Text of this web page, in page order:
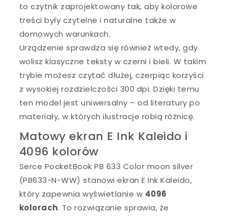
to czytnik zaprojektowany tak, aby kolorowe
treści były czytelne i naturalne także w
domowych warunkach.
Urządzenie sprawdza się również wtedy, gdy
wolisz klasyczne teksty w czerni i bieli. W takim
trybie możesz czytać dłużej, czerpiąc korzyści
z wysokiej rozdzielczości 300 dpi. Dzięki temu
ten model jest uniwersalny – od literatury po
materiały, w których ilustracje robią różnicę.
Matowy ekran E Ink Kaleido i
4096 kolorów
Serce PocketBook PB 633 Color moon silver
(PB633-N-WW) stanowi ekran E Ink Kaleido,
który zapewnia wyświetlanie w 4096
kolorach. To rozwiązanie sprawia, że